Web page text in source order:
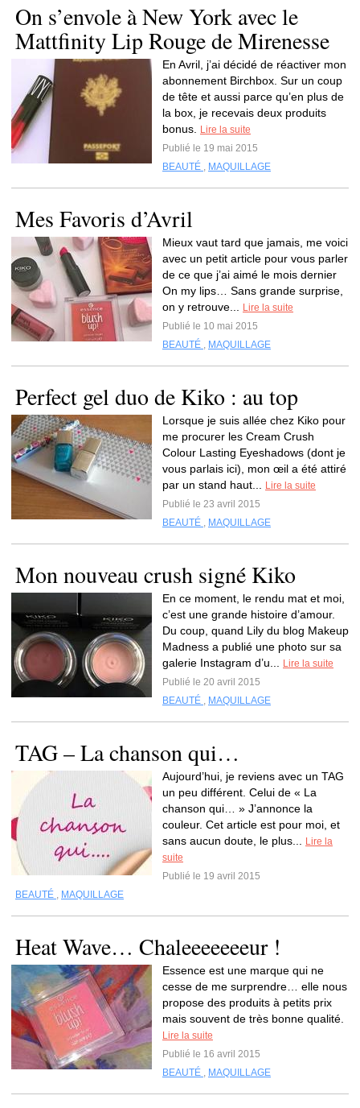
On s’envole à New York avec le
Mattfinity Lip Rouge de Mirenesse
En Avril, j’ai décidé de réactiver mon
abonnement Birchbox. Sur un coup
de tête et aussi parce qu’en plus de
la box, je recevais deux produits
bonus.
Lire la suite
Publié le 19 mai 2015
BEAUTÉ , MAQUILLAGE
Mes Favoris d’Avril
Mieux vaut tard que jamais, me voici
avec un petit article pour vous parler
de ce que j’ai aimé le mois dernier
On my lips… Sans grande surprise,
on y retrouve...
Lire la suite
Publié le 10 mai 2015
BEAUTÉ , MAQUILLAGE
Perfect gel duo de Kiko : au top
Lorsque je suis allée chez Kiko pour
me procurer les Cream Crush
Colour Lasting Eyeshadows (dont je
vous parlais ici), mon œil a été attiré
par un stand haut...
Lire la suite
Publié le 23 avril 2015
BEAUTÉ , MAQUILLAGE
Mon nouveau crush signé Kiko
En ce moment, le rendu mat et moi,
c’est une grande histoire d’amour.
Du coup, quand Lily du blog Makeup
Madness a publié une photo sur sa
galerie Instagram d’u...
Lire la suite
Publié le 20 avril 2015
BEAUTÉ , MAQUILLAGE
TAG – La chanson qui…
Aujourd’hui, je reviens avec un TAG
un peu différent. Celui de « La
chanson qui… » J’annonce la
couleur. Cet article est pour moi, et
sans aucun doute, le plus...
Lire la
suite
Publié le 19 avril 2015
BEAUTÉ , MAQUILLAGE
Heat Wave… Chaleeeeeeeur !
Essence est une marque qui ne
cesse de me surprendre… elle nous
propose des produits à petits prix
mais souvent de très bonne qualité.
Lire la suite
Publié le 16 avril 2015
BEAUTÉ , MAQUILLAGE